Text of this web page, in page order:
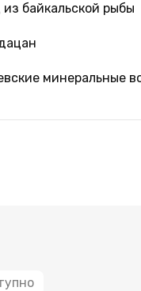
байкальской рыбы
минеральные